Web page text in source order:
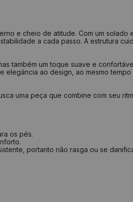
Como medir?
Faça um risco a
Repita o risco na
Repita a medida na
Verifique na tabela
e cheio de atitude. Com um
a cada passo. A estrutura
também um toque suave e
ao design, ao mesmo
uma peça que combine com seu
os pés.
portanto não rasga ou se